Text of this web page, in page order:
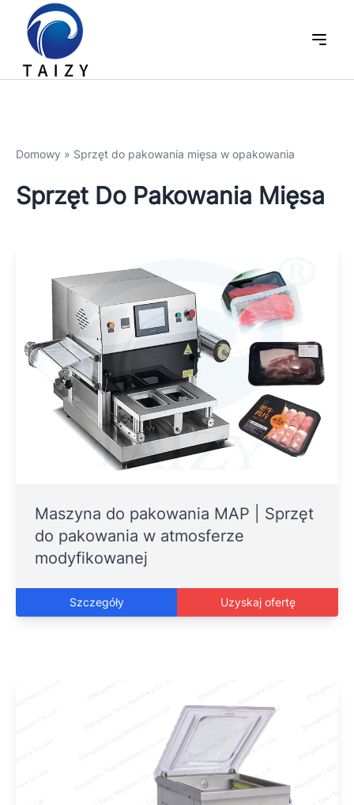
Domowy » Sprzęt do pakowania mięsa w opakowania
Sprzęt Do Pakowania Mięsa
Maszyna do pakowania MAP | Sprzęt
do pakowania w atmosferze
modyfikowanej
Szczegóły Uzyskaj ofertę